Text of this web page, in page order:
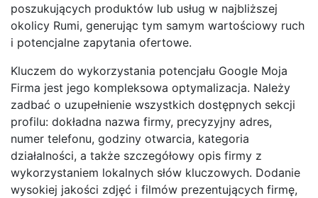
poszukujących produktów lub usług w najbliższej
okolicy Rumi, generując tym samym wartościowy ruch
i potencjalne zapytania ofertowe.
Kluczem do wykorzystania potencjału Google Moja
Firma jest jego kompleksowa optymalizacja. Należy
zadbać o uzupełnienie wszystkich dostępnych sekcji
profilu: dokładna nazwa firmy, precyzyjny adres,
numer telefonu, godziny otwarcia, kategoria
działalności, a także szczegółowy opis firmy z
wykorzystaniem lokalnych słów kluczowych. Dodanie
wysokiej jakości zdjęć i filmów prezentujących firmę,